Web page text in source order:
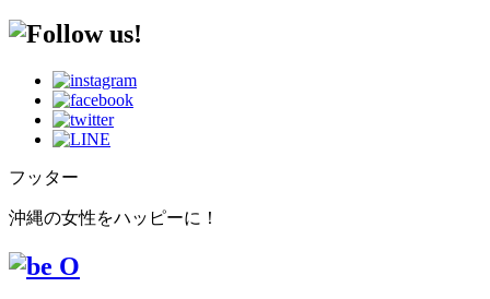
フッター
沖縄の女性をハッピーに！